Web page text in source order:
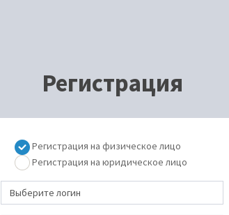
Регистрация
Регистрация на физическое лицо
Регистрация на юридическое лицо